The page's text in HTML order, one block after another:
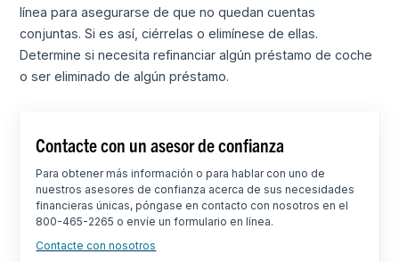
línea para asegurarse de que no quedan cuentas
conjuntas. Si es así, ciérrelas o elimínese de ellas.
Determine si necesita refinanciar algún préstamo de coche
o ser eliminado de algún préstamo.
Contacte con un asesor de confianza
Para obtener más información o para hablar con uno de
nuestros asesores de confianza acerca de sus necesidades
financieras únicas, póngase en contacto con nosotros en el
800-465-2265 o envíe un formulario en línea.
Contacte con nosotros